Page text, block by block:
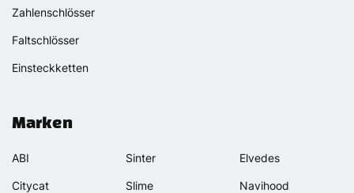
Zahlenschlösser
Faltschlösser
Einsteckketten
Marken
ABI
Citycat
Sinter
Slime
Elvedes
Navihood